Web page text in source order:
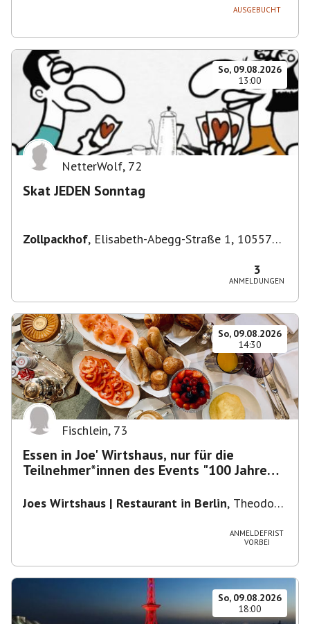
AUSGEBUCHT
So, 09.08.2026
13:00
NetterWolf, 72
Skat JEDEN Sonntag
Zollpackhof, Elisabeth-Abegg-Straße 1, 10557
3
ANMELDUNGEN
So, 09.08.2026
14:30
Fischlein, 73
Essen in Joe' Wirtshaus, nur für die
Teilnehmer*innen des Events "100 Jahre
Joes Wirtshaus | Restaurant in Berlin, Theodor-
ANMELDEFRIST
VORBEI
So, 09.08.2026
18:00